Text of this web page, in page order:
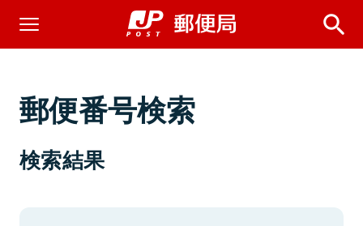
郵便番号検索
検索結果